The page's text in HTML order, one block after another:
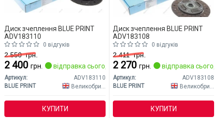
Диск зчеплення BLUE PRINT
ADV183110
0 відгуків
2 550грн.
2 400 грн. відправка сьогодні
Артикул:
ADV183110
BLUE PRINT
Великобританія
КУПИТИ
Диск зчеплення BLUE PRINT
ADV183108
0 відгуків
2 411грн.
2 270 грн. відправка
Артикул:
ADV183108
BLUE PRINT
Великобританія
КУПИТИ